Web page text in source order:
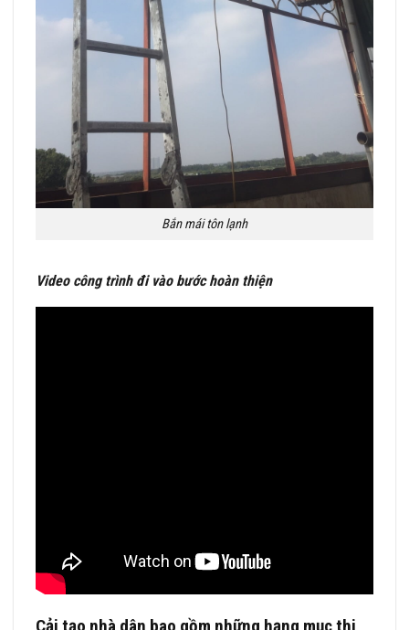
Bắn mái tôn lạnh
Video công trình đi vào bước hoàn thiện
Cải tạo nhà dân bao gồm những hạng mục thi